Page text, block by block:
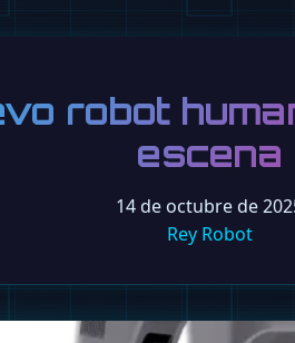
robot
escena
14 de octubre de
Rey Robot